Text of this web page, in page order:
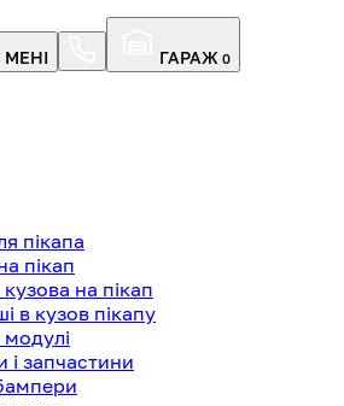
ГАРАЖ 0
пікапа
пікап
на пікап
в кузов пікапу
і запчастини